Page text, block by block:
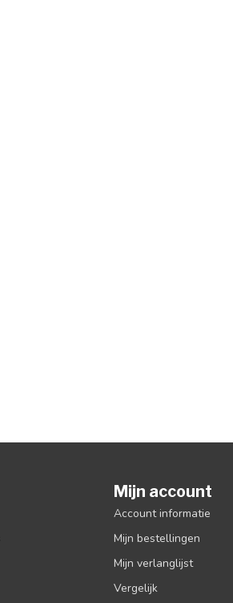
Mijn account
Account informatie
Mijn bestellingen
Mijn verlanglijst
Vergelijk